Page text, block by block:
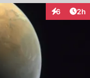
6 2h